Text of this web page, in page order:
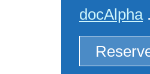
docAlpha.